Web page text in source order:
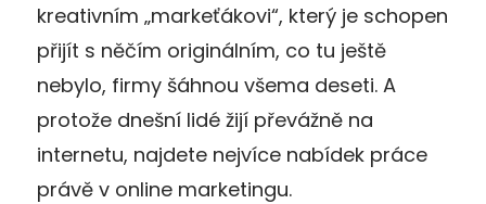
kreativním „markeťákovi“, který je schopen
přijít s něčím originálním, co tu ještě
nebylo, firmy šáhnou všema deseti. A
protože dnešní lidé žijí převážně na
internetu, najdete nejvíce nabídek práce
právě v online marketingu.